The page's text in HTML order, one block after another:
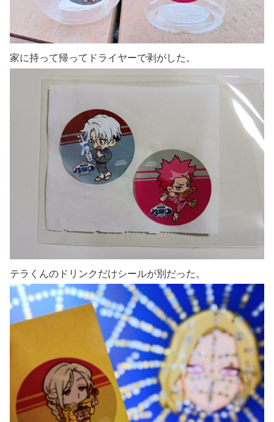
家に持って帰ってドライヤーで剥がした。
テラくんのドリンクだけシールが別だった。